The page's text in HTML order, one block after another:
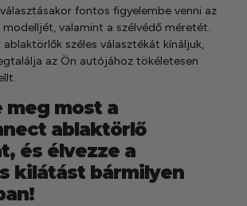
fontos figyelembe venni az
valamint a szélvédő méretét.
széles választékát kínáljuk,
az Ön autójához tökéletesen
meg most a
ablaktörlő
és élvezze a
kilátást bármilyen